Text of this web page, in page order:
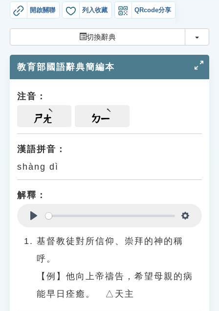
成語故事
索引選單
單字索引
遊戲專區
貓頭鷹博士
開啟關聯 列入收藏 QRcode分享
切換辭典 切換
教育部國語辭典簡編本
注音：
ㄕㄤ ㄉㄧ
漢語拼音：
shàng dì
解釋：
基督教徒對所信仰、崇拜的神的稱
呼。
【例】他向上帝禱告，希望母親的病
能早日痊癒。 △天主